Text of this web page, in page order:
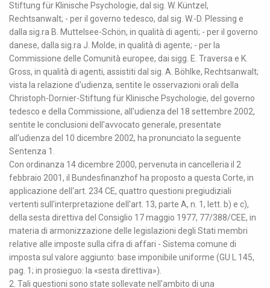
Stiftung für Klinische Psychologie, dal sig. W. Küntzel,
Rechtsanwalt; - per il governo tedesco, dal sig. W.-D. Plessing e
dalla sig.ra B. Muttelsee-Schön, in qualità di agenti; - per il governo
danese, dalla sig.ra J. Molde, in qualità di agente; - per la
Commissione delle Comunità europee, dai sigg. E. Traversa e K.
Gross, in qualità di agenti, assistiti dal sig. A. Böhlke, Rechtsanwalt;
vista la relazione d'udienza, sentite le osservazioni orali della
Christoph-Dornier-Stiftung für Klinische Psychologie, del governo
tedesco e della Commissione, all'udienza del 18 settembre 2002,
sentite le conclusioni dell'avvocato generale, presentate
all'udienza del 10 dicembre 2002, ha pronunciato la seguente
Sentenza 1.
Con ordinanza 14 dicembre 2000, pervenuta in cancelleria il 2
febbraio 2001, il Bundesfinanzhof ha proposto a questa Corte, in
applicazione dell'art. 234 CE, quattro questioni pregiudiziali
vertenti sull'interpretazione dell'art. 13, parte A, n. 1, lett. b) e c),
della sesta direttiva del Consiglio 17 maggio 1977, 77/388/CEE, in
materia di armonizzazione delle legislazioni degli Stati membri
relative alle imposte sulla cifra di affari - Sistema comune di
imposta sul valore aggiunto: base imponibile uniforme (GU L 145,
pag. 1; in prosieguo: la «sesta direttiva»).
2. Tali questioni sono state sollevate nell'ambito di una